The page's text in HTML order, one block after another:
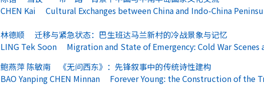
CHEN Kai Cultural Exchanges between China and Indo-China
林德顺 迁移与紧急状态：巴生班达马兰新村的冷战景象与记忆
LING Tek Soon Migration and State of Emergency: Cold War Scenes
鲍燕萍 陈敏南 《无问西东》：先锋叙事中的传统诗性建构
BAO Yanping CHEN Minnan Forever Young: the Construction of the